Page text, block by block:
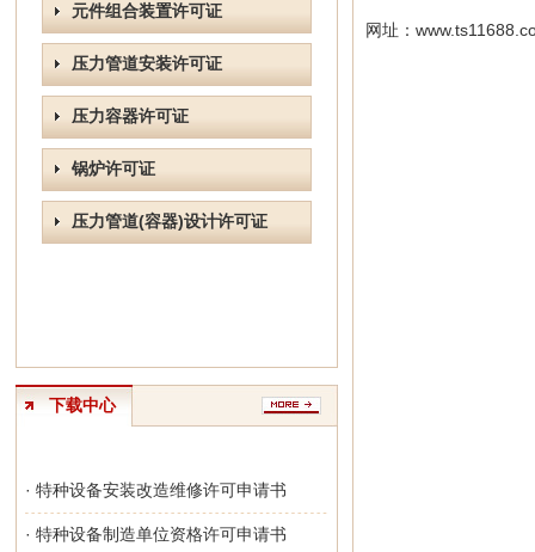
元件组合装置许可证
压力管道安装许可证
压力容器许可证
锅炉许可证
压力管道(容器)设计许可证
下载中心
· 特种设备安装改造维修许可申请书
· 特种设备制造单位资格许可申请书
网址：